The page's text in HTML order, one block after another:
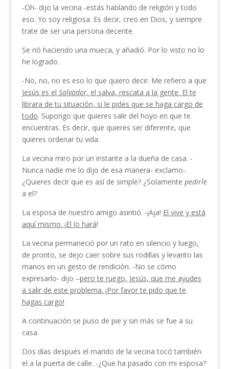
-Oh- dijo la vecina -estás hablando de religión y todo
eso. Yo soy religiosa. Es decir, creo en Dios, y siempre
trate de ser una persona decente.
Se rió haciendo una mueca, y añadió. Por lo visto no lo
he logrado.
-No, no, no es eso lo que quiero decir. Me refiero a que
Jesús es el Salvador, el salva, rescata a la gente. El te
librara de tu situación, si le pides que se haga cargo de
todo. Supongo que quieres salir del hoyo en que te
encuentras. Es decir, que quieres ser diferente, que
quieres ordenar tu vida.
La vecina miro por un instante a la dueña de casa. -
Nunca nadie me lo dijo de esa manera- exclamo-.
¿Quieres decir que es así de simple? ¿Solamente pedirle
a el?
La esposa de nuestro amigo asintió. -¡Aja! El vive y está
aquí mismo. ¡El lo hará!
La vecina permaneció por un rato en silencio y luego,
de pronto, se dejo caer sobre sus rodillas y levanto las
manos en un gesto de rendición. -No se cómo
expresarlo- dijo –pero te ruego, Jesús, que me ayudes
a salir de este problema. ¡Por favor te pido que te
hagas cargo!
A continuación se puso de pie y sin más se fue a su
casa.
Dos días después el marido de la vecina tocó tam­bién
el a la puerta de calle. -¿Que ha pasado con mi esposa?